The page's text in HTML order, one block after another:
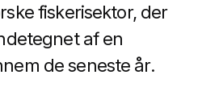
fiskerisektor, der
af en
de seneste år.